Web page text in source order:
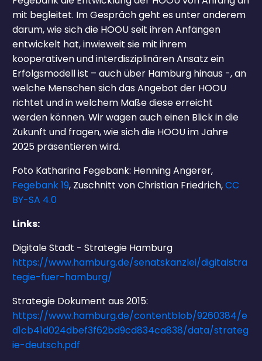
mit begleitet. Im Gespräch geht es unter anderem
darum, wie sich die HOOU seit ihren Anfängen
entwickelt hat, inwieweit sie mit ihrem
kooperativen und interdisziplinären Ansatz ein
Erfolgsmodell ist – auch über Hamburg hinaus -, an
welche Menschen sich das Angebot der HOOU
richtet und in welchem Maße diese erreicht
werden können. Wir wagen auch einen Blick in die
Zukunft und fragen, wie sich die HOOU im Jahre
2025 präsentieren wird.
Foto Katharina Fegebank: Henning Angerer,
Fegebank 19, Zuschnitt von Christian Friedrich,CC
BY-SA 4.0
Links:
Digitale Stadt - Strategie Hamburg
https://www.hamburg.de/senatskanzlei/digitalstra
tegie-fuer-hamburg/
Strategie Dokument aus 2015:
https://www.hamburg.de/contentblob/9260384/e
d1cb41d024dbef3f62bd9cd834ca838/data/strateg
ie-deutsch.pdf